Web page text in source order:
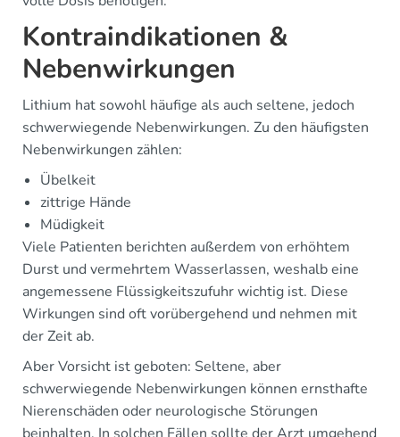
Kontraindikationen &
Nebenwirkungen
Lithium hat sowohl häufige als auch seltene, jedoch
schwerwiegende Nebenwirkungen. Zu den häufigsten
Nebenwirkungen zählen:
Übelkeit
zittrige Hände
Müdigkeit
Viele Patienten berichten außerdem von erhöhtem
Durst und vermehrtem Wasserlassen, weshalb eine
angemessene Flüssigkeitszufuhr wichtig ist. Diese
Wirkungen sind oft vorübergehend und nehmen mit
der Zeit ab.
Aber Vorsicht ist geboten: Seltene, aber
schwerwiegende Nebenwirkungen können ernsthafte
Nierenschäden oder neurologische Störungen